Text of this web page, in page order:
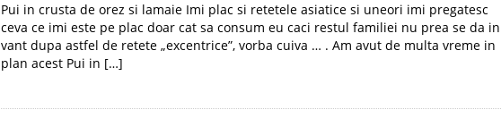
Pui in crusta de orez si lamaie Imi plac si retetele asiatice si uneori imi pregatesc
ceva ce imi este pe plac doar cat sa consum eu caci restul familiei nu prea se da in
vant dupa astfel de retete „excentrice”, vorba cuiva … . Am avut de multa vreme in
plan acest Pui in […]